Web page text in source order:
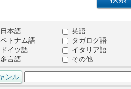
日本語
英語
ベトナム語
タガログ語
ドイツ語
イタリア語
多言語
その他